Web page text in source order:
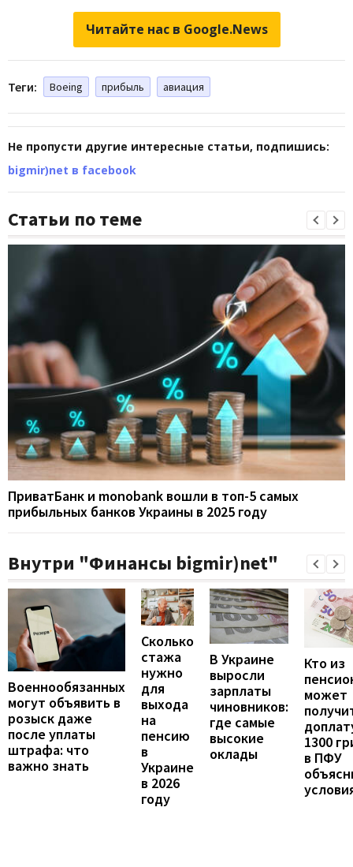
Читайте нас в Google.News
Теги: Boeing прибыль авиация
Не пропусти другие интересные статьи, подпишись:
bigmir)net в facebook
Статьи по теме
ПриватБанк и monobank вошли в топ-5 самых
прибыльных банков Украины в 2025 году
Внутри "Финансы bigmir)net"
Военнообязанных
могут объявить в
розыск даже
после уплаты
штрафа: что
важно знать
Сколько
стажа
нужно
для
выхода
на
пенсию
в
Украине
в 2026
году
В Украине
выросли
зарплаты
чиновников:
где самые
высокие
оклады
Кто из
может
1300
в ПФУ